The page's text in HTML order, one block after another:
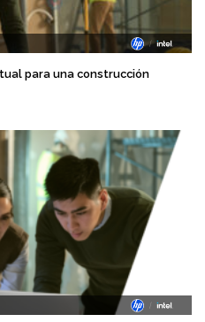
para una construcción